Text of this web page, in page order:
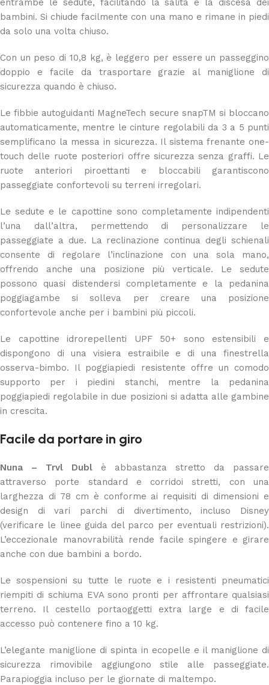
entrambe le sedute, facilitando la salita e la discesa dei
bambini. Si chiude facilmente con una mano e rimane in piedi
da solo una volta chiuso.
Con un peso di 10,8 kg, è leggero per essere un passeggino
doppio e facile da trasportare grazie al maniglione di
sicurezza quando è chiuso.
Le fibbie autoguidanti MagneTech secure snapTM si bloccano
automaticamente, mentre le cinture regolabili da 3 a 5 punti
semplificano la messa in sicurezza. Il sistema frenante one-
touch delle ruote posteriori offre sicurezza senza graffi. Le
ruote anteriori piroettanti e bloccabili garantiscono
passeggiate confortevoli su terreni irregolari.
Le sedute e le capottine sono completamente indipendenti
l’una dall’altra, permettendo di personalizzare le
passeggiate a due. La reclinazione continua degli schienali
consente di regolare l’inclinazione con una sola mano,
offrendo anche una posizione più verticale. Le sedute
possono quasi distendersi completamente e la pedanina
poggiagambe si solleva per creare una posizione
confortevole anche per i bambini più piccoli.
Le capottine idrorepellenti UPF 50+ sono estensibili e
dispongono di una visiera estraibile e di una finestrella
osserva-bimbo. Il poggiapiedi resistente offre un comodo
supporto per i piedini stanchi, mentre la pedanina
poggiapiedi regolabile in due posizioni si adatta alle gambine
in crescita.
Facile da portare in giro
Nuna – Trvl Dubl è abbastanza stretto da passare
attraverso porte standard e corridoi stretti, con una
larghezza di 78 cm è conforme ai requisiti di dimensioni e
design di vari parchi di divertimento, incluso Disney
(verificare le linee guida del parco per eventuali restrizioni).
L’eccezionale manovrabilità rende facile spingere e girare
anche con due bambini a bordo.
Le sospensioni su tutte le ruote e i resistenti pneumatici
riempiti di schiuma EVA sono pronti per affrontare qualsiasi
terreno. Il cestello portaoggetti extra large e di facile
accesso può contenere fino a 10 kg.
L’elegante maniglione di spinta in ecopelle e il maniglione di
sicurezza rimovibile aggiungono stile alle passeggiate.
Parapioggia incluso per le giornate di maltempo.